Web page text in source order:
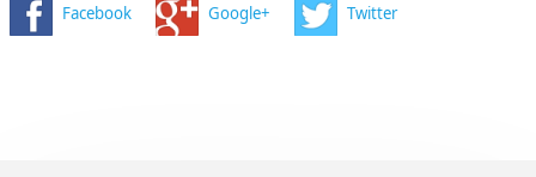
Facebook Google+ Twitter